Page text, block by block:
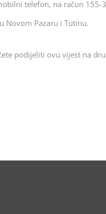
telefon, na račun
u Novom Pazaru i Tutinu.
podijeliti ovu vijest na